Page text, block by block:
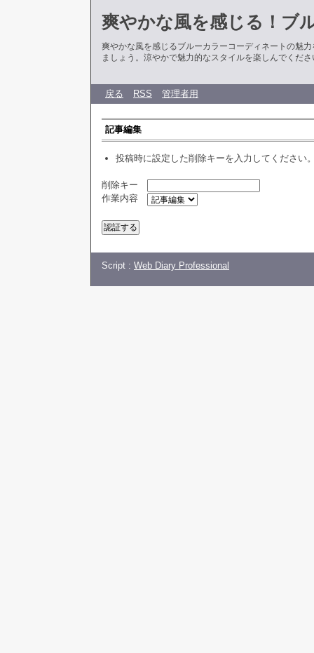
爽やかな風を感じる！ブ
爽やかな風を感じるブルーカラーコーディネートの魅
ましょう。涼やかで魅力的なスタイルを楽しんでくださ
戻る RSS 管理者用
記事編集
投稿時に設定した削除キーを入力してください
削除キー
作業内容
Script : Web Diary Professional